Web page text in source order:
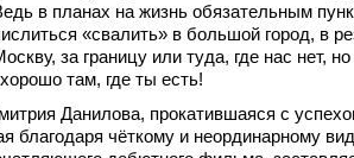
в планах на жизнь обязательным
«свалить» в большой город, в
за границу или туда, где нас нет, но
там, где ты есть!
Данилова, прокатившаяся с
благодаря чёткому и неординарному